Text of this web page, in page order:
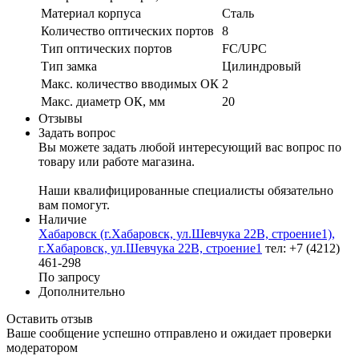
Материал корпуса
Сталь
Количество оптических портов
8
Тип оптических портов
FC/UPC
Тип замка
Цилиндровый
Макс. количество вводимых ОК 2
Макс. диаметр ОК, мм
20
Отзывы
Задать вопрос
Вы можете задать любой интересующий вас вопрос по
товару или работе магазина.
Наши квалифицированные специалисты обязательно
вам помогут.
Наличие
Хабаровск (г.Хабаровск, ул.Шевчука 22В, строение1),
г.Хабаровск, ул.Шевчука 22В, строение1 тел: +7 (4212)
461-298
По запросу
Дополнительно
Оставить отзыв
Ваше сообщение успешно отправлено и ожидает проверки
модератором